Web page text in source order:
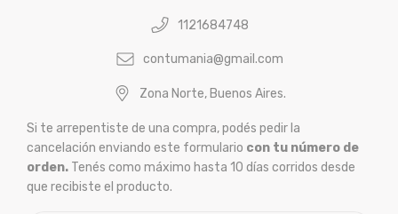
1121684748
contumania@gmail.com
Zona Norte, Buenos Aires.
Si te arrepentiste de una compra, podés pedir la
cancelación enviando este formulario con tu número de
orden. Tenés como máximo hasta 10 días corridos desde
que recibiste el producto.